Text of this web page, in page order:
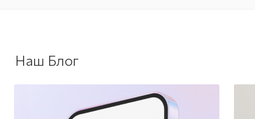
Наш Блог